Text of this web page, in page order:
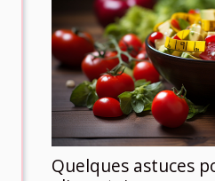
Quelques astuces